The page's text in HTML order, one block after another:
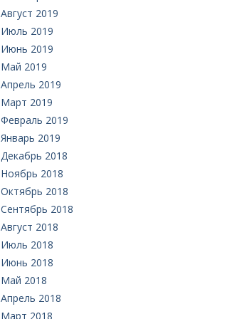
Август 2019
Июль 2019
Июнь 2019
Май 2019
Апрель 2019
Март 2019
Февраль 2019
Январь 2019
Декабрь 2018
Ноябрь 2018
Октябрь 2018
Сентябрь 2018
Август 2018
Июль 2018
Июнь 2018
Май 2018
Апрель 2018
Март 2018